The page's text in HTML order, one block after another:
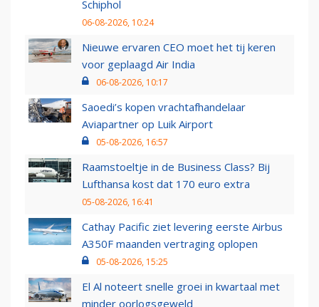
Schiphol
06-08-2026, 10:24
Nieuwe ervaren CEO moet het tij keren
voor geplaagd Air India
06-08-2026, 10:17
Saoedi’s kopen vrachtafhandelaar
Aviapartner op Luik Airport
05-08-2026, 16:57
Raamstoeltje in de Business Class? Bij
Lufthansa kost dat 170 euro extra
05-08-2026, 16:41
Cathay Pacific ziet levering eerste Airbus
A350F maanden vertraging oplopen
05-08-2026, 15:25
El Al noteert snelle groei in kwartaal met
minder oorlogsgeweld